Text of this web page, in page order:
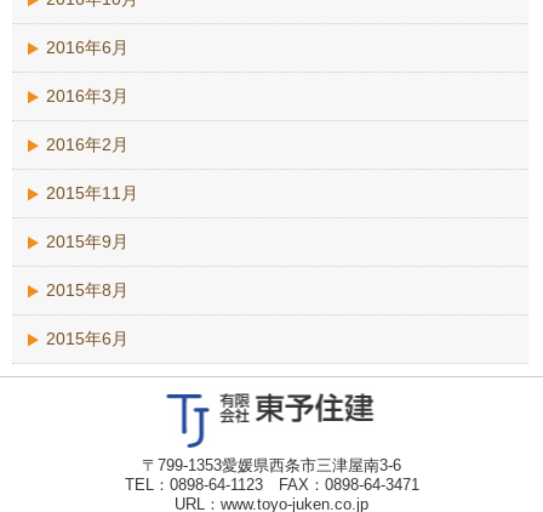
2016年6月
2016年3月
2016年2月
2015年11月
2015年9月
2015年8月
2015年6月
〒799-1353愛媛県西条市三津屋南3-6
TEL：0898-64-1123 FAX：0898-64-3471
URL：www.toyo-juken.co.jp